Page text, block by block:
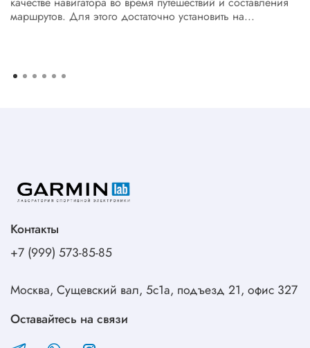
маршрутов. Для этого достаточно установить на...
Контакты
+7 (999) 573-85-85
Москва, Сущевский вал, 5с1а, подъезд 21, офис 327
Оставайтесь на связи